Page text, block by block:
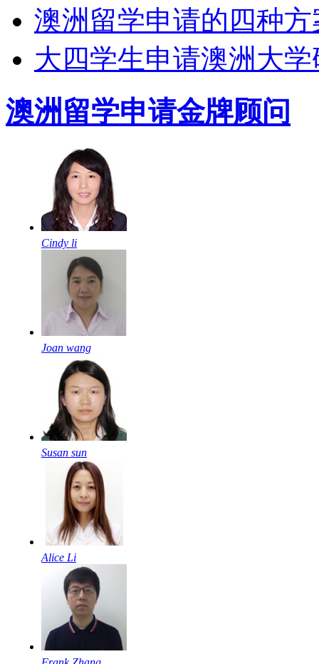
澳洲留学申请的四种
大四学生申请澳洲大
澳洲留学申请金牌顾问
Cindy li
Joan wang
Susan sun
Alice Li